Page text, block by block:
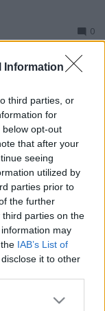
Information
third parties, or
for
opt-out
that after your
seeing
utilized by
parties prior to
the further
parties on the
may
IAB’s List of
it to other
or more Google
0
a pénteki
fért bele,
rajt, de
mert
nap